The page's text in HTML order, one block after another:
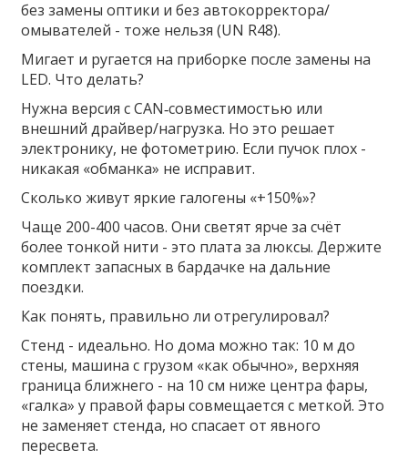
без замены оптики и без автокорректора/
омывателей - тоже нельзя (UN R48).
Мигает и ругается на приборке после замены на
LED. Что делать?
Нужна версия с CAN‑совместимостью или
внешний драйвер/нагрузка. Но это решает
электронику, не фотометрию. Если пучок плох -
никакая «обманка» не исправит.
Сколько живут яркие галогены «+150%»?
Чаще 200-400 часов. Они светят ярче за счёт
более тонкой нити - это плата за люксы. Держите
комплект запасных в бардачке на дальние
поездки.
Как понять, правильно ли отрегулировал?
Стенд - идеально. Но дома можно так: 10 м до
стены, машина с грузом «как обычно», верхняя
граница ближнего - на 10 см ниже центра фары,
«галка» у правой фары совмещается с меткой. Это
не заменяет стенда, но спасает от явного
пересвета.